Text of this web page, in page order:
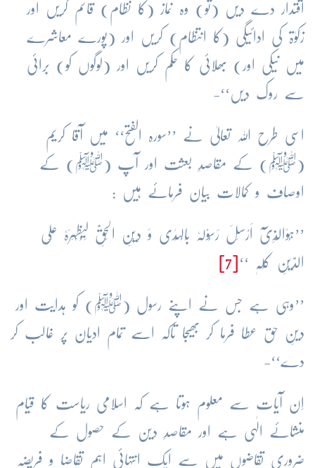
اقتدار دے دیں (تو) وہ نماز (کا نظام) قائم کریں اور
زکوٰۃ کی ادائیگی (کا انتظام) کریں اور (پورے معاشرے
میں نیکی اور) بھلائی کا حکم کریں اور (لوگوں کو) برائی
سے روک دیں‘‘-
اسی طرح اللہ تعالیٰ نے ’’سورہ الفتح‘‘ میں آقا کریم
(ﷺ) کے مقاصدِ بعثت اور آپ (ﷺ) کے
اوصاف و کمالات بیان فرمائے ہیں :
’’ہُوَالَّذِیْٓ اَرْسَلَ رَسُوْلَہٗ بِالْہُدٰی وَ دِیْنِ الْحَقِّ لِیُظْہِرَہٗ عَلَی
الدِّیْنِ کُلِّہٖ ‘‘
’’وہی ہے جس نے اپنے رسول (ﷺ) کو ہدایت اور
دینِ حق عطا فرما کر بھیجا تاکہ اسے تمام ادیان پر غالب کر
دے‘‘-
اِن آیات سے معلوم ہوتا ہے کہ اسلامی ریاست کا قیام
منشائے الٰہی ہے اور مقاصدِ دین کے حصول کے
ضروری تقاضوں میں سے ایک انتہائی اہم تقاضا و فریضہ